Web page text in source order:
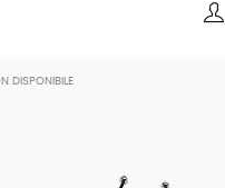
DISPONIBILE